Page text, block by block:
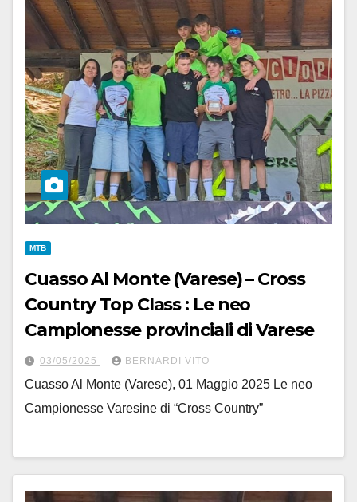
MTB
Cuasso Al Monte (Varese) – Cross
Country Top Class : Le neo
Campionesse provinciali di Varese
03/05/2025 BERNARDI VITO
Cuasso Al Monte (Varese), 01 Maggio 2025 Le neo
Campionesse Varesine di “Cross Country”